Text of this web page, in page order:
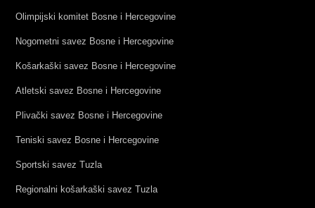
Olimpijski komitet Bosne i Hercegovine
Nogometni savez Bosne i Hercegovine
Košarkaški savez Bosne i Hercegovine
Atletski savez Bosne i Hercegovine
Plivački savez Bosne i Hercegovine
Teniski savez Bosne i Hercegovine
Sportski savez Tuzla
Regionalni košarkaški savez Tuzla